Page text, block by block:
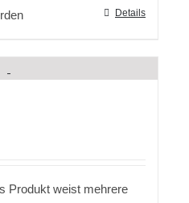
Details
Produkt weist mehrere